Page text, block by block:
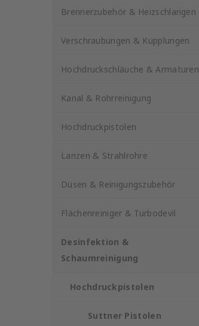
Brennerzubehör & Heizschlangen
Verschraubungen & Kupplungen
Hochdruckschläuche & Armaturen
Kanal & Rohrreinigung
Hochdruckpistolen
Lanzen & Strahlrohre
Düsen & Reinigungszubehör
Flächenreiniger & Turbodevil
Desinfektion &
Schaumreinigung
Hochdruckpistolen
Suttner Pistolen